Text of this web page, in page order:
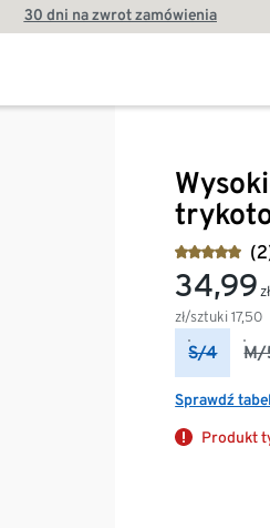
30 dni na zwrot zamówienia
34,99 zł
zł/sztuki17,50
S/4 M/
Sprawdź
Produkt